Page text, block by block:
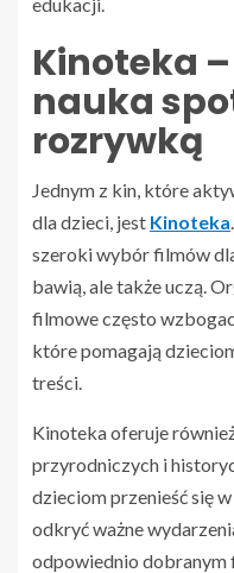
Kinoteka
nauka
rozrywką
Jednym z kin, które
dla dzieci, jest Kinoteka
szeroki wybór filmów
bawią, ale także uczą.
filmowe często
które pomagają
treści.
Kinoteka oferuje
przyrodniczych i
dzieciom przenieść się
odkryć ważne
odpowiednio dobranym